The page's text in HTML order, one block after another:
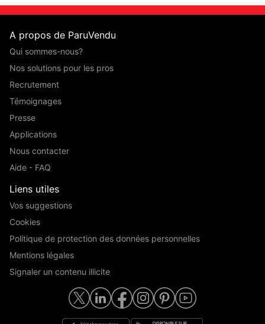
A propos de ParuVendu
Qui sommes-nous?
Nos solutions pour les pros
Recrutement
Témoignages
Presse
Applications
Nous contacter
Aide - FAQ
Liens utiles
Vos suggestions
Cookies
Politique de protection des données personnelles
Mentions légales
Signaler un contenu illicite